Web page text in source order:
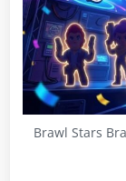
Brawl Stars